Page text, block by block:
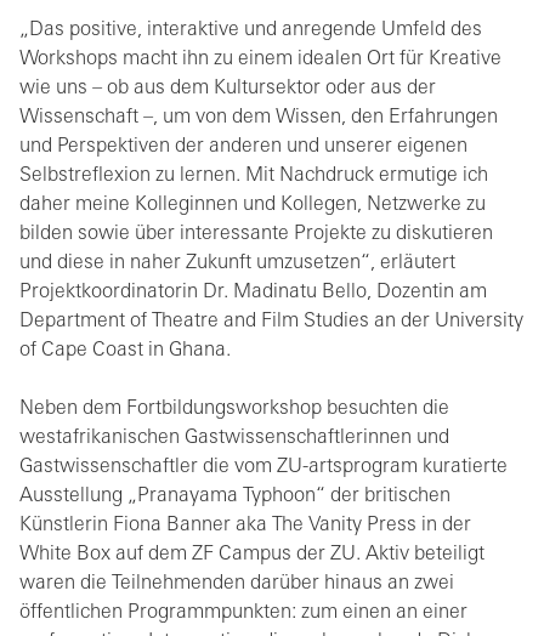
„Das positive, interaktive und anregende Umfeld des
Workshops macht ihn zu einem idealen Ort für Kreative
wie uns – ob aus dem Kultursektor oder aus der
Wissenschaft –, um von dem Wissen, den Erfahrungen
und Perspektiven der anderen und unserer eigenen
Selbstreflexion zu lernen. Mit Nachdruck ermutige ich
daher meine Kolleginnen und Kollegen, Netzwerke zu
bilden sowie über interessante Projekte zu diskutieren
und diese in naher Zukunft umzusetzen“, erläutert
Projektkoordinatorin Dr. Madinatu Bello, Dozentin am
Department of Theatre and Film Studies an der University
of Cape Coast in Ghana.
Neben dem Fortbildungsworkshop besuchten die
westafrikanischen Gastwissenschaftlerinnen und
Gastwissenschaftler die vom ZU-artsprogram kuratierte
Ausstellung „Pranayama Typhoon“ der britischen
Künstlerin Fiona Banner aka The Vanity Press in der
White Box auf dem ZF Campus der ZU. Aktiv beteiligt
waren die Teilnehmenden darüber hinaus an zwei
öffentlichen Programmpunkten: zum einen an einer